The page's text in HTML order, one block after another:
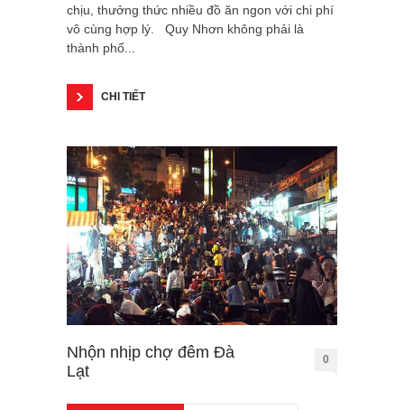
chịu, thưởng thức nhiều đồ ăn ngon với chi phí
vô cùng hợp lý. Quy Nhơn không phải là
thành phố...
CHI TIẾT
Nhộn nhịp chợ đêm Đà
Lạt
0